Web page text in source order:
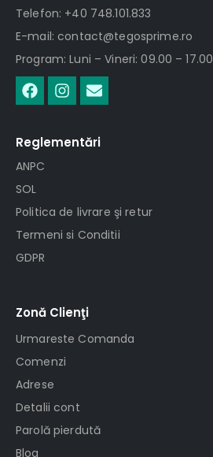
Telefon: +40 748.101.833
E-mail: contact@tegosprime.ro
Program: Luni – Vineri: 09.00 – 17.00
Reglementări
ANPC
SOL
Politica de livrare şi retur
Termeni si Conditii
GDPR
Zonă Clienţi
Urmareste Comanda
Comenzi
Adrese
Detalii cont
Parolă pierdută
Blog